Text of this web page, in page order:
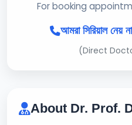
For booking
আমরা সিরিয়াল নেয়
(Direct
About Dr. Prof.